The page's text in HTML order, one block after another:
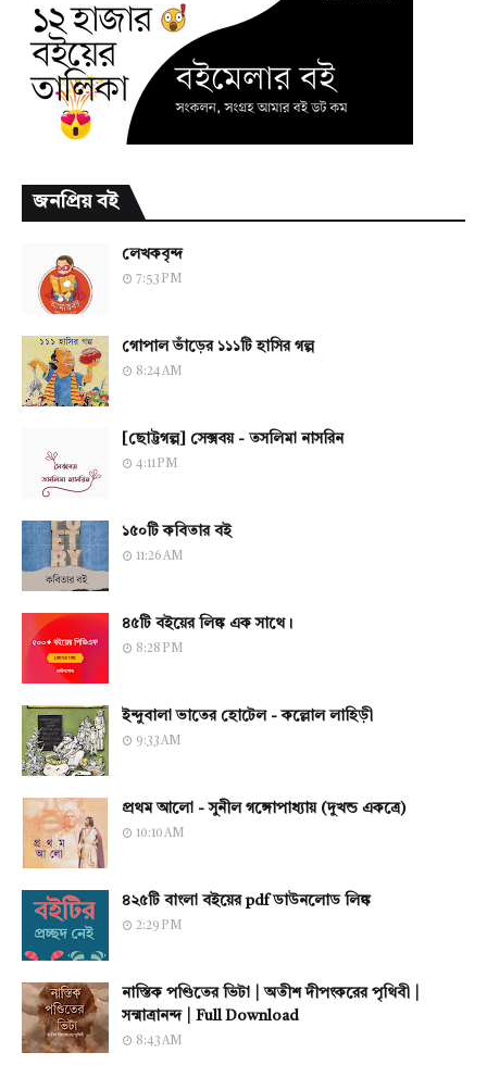
জনপ্রিয় বই
লেখকবৃন্দ
7:53 PM
গোপাল ভাঁড়ের ১১১টি হাসির গল্প
8:24 AM
[ছোট্টগল্প] সেক্সবয় - তসলিমা নাসরিন
4:11 PM
১৫০টি কবিতার বই
11:26 AM
৪৫টি বইয়ের লিঙ্ক এক সাথে।
8:28 PM
ইন্দুবালা ভাতের হোটেল - কল্লোল লাহিড়ী
9:33 AM
প্রথম আলো - সুনীল গঙ্গোপাধ্যায় (দুখন্ড একত্রে)
10:10 AM
৪২৫টি বাংলা বইয়ের pdf ডাউনলোড লিঙ্ক
2:29 PM
নাস্তিক পণ্ডিতের ভিটা | অতীশ দীপংকরের পৃথিবী |
সন্মাত্রানন্দ | Full Download
8:43 AM